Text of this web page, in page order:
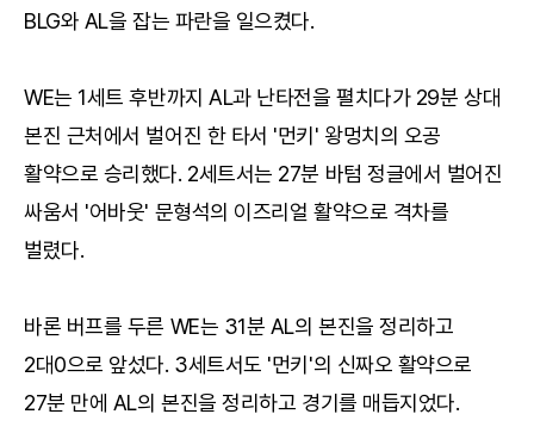
BLG와 AL을 잡는 파란을 일으켰다.
WE는 1세트 후반까지 AL과 난타전을 펼치다가 29분 상대
본진 근처에서 벌어진 한 타서 '먼키' 왕멍치의 오공
활약으로 승리했다. 2세트서는 27분 바텀 정글에서 벌어진
싸움서 '어바웃' 문형석의 이즈리얼 활약으로 격차를
벌렸다.
바론 버프를 두른 WE는 31분 AL의 본진을 정리하고
2대0으로 앞섰다. 3세트서도 '먼키'의 신짜오 활약으로
27분 만에 AL의 본진을 정리하고 경기를 매듭지었다.